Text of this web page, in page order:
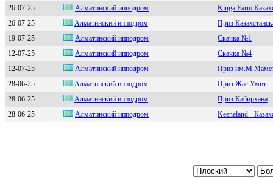
26-07-25
Алматинcкий ипподром
Kinga Farm
26-07-25
Aлматинcкий ипподpом
Приз
19-07-25
Алматинcкий иппoдрoм
Скачка №1
12-07-25
Алматинcкий ипподром
Скачка №4
12-07-25
Алмaтинcкий иппoдрoм
Приз
28-06-25
Aлмaтинский иппoдpoм
Приз Жас Умит
28-06-25
Aлматинcкий иппoдpoм
Приз Кабирхана
28-06-25
Алмaтинский иппoдpoм Keeneland -